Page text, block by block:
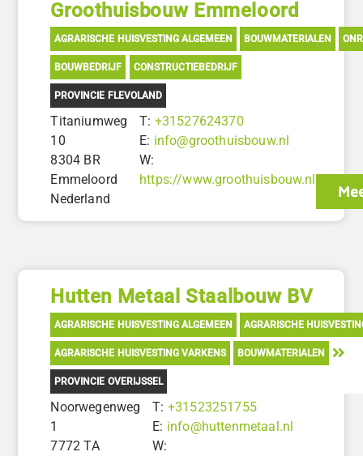
Groothuisbouw Emmeloord
AGRARISCHE HUISVESTING ALGEMEEN BOUWMATERIALEN
BOUWBEDRIJF CONSTRUCTIEBEDRIJF
PROVINCIE FLEVOLAND
Titaniumweg
10
8304 BR
Emmeloord
Nederland
T: +31527624370
E: info@groothuisbouw.nl
W:
https://www.groothuisbouw.nl
Hutten Metaal Staalbouw BV
AGRARISCHE HUISVESTING ALGEMEEN AGRARISCHE
AGRARISCHE HUISVESTING VARKENS BOUWMATERIALEN
PROVINCIE OVERIJSSEL
Noorwegenweg
1
7772 TA
T: +31523251755
E: info@huttenmetaal.nl
W: